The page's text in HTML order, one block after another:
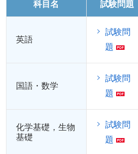
科目名 試験問題
英語
試験問
題
国語・数学
試験問
題
化学基礎，生物
基礎
試験問
題